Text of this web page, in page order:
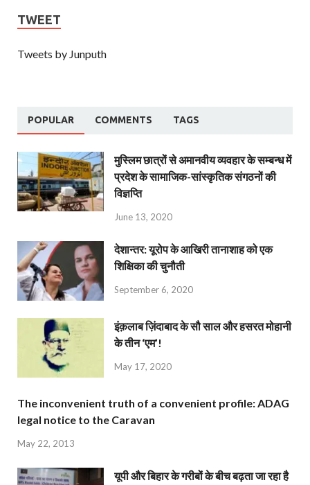
TWEET
Tweets by Junputh
POPULAR COMMENTS TAGS
मुस्लिम छात्रों से अमानवीय व्यवहार के सम्बन्ध में
प्रदेश के सामाजिक-सांस्कृतिक संगठनों की
विज्ञप्ति
June 13, 2020
देशान्‍तर: यूरोप के आखिरी तानाशाह को एक
शिक्षिका की चुनौती
September 6, 2020
इंक़लाब ज़िंदाबाद के सौ साल और हसरत मोहानी
के तीन ‘एम’!
May 17, 2020
The inconvenient truth of a convenient profile: ADAG
legal notice to the Caravan
May 22, 2013
यूपी और बिहार के गरीबों के बीच बढ़ता जा रहा है